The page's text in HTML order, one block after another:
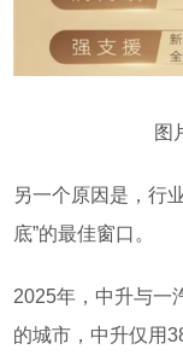
图
另一个原因是，行
底”的最佳窗口。
2025年，中升与一
的城市，中升仅用